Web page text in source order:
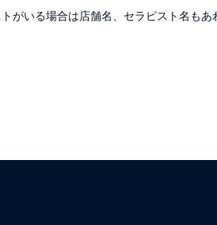
がいる場合は店舗名、セラピスト名もあ